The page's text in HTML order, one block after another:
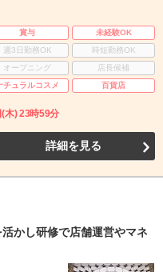
賞与
未経験OK
週3日勤務OK
時短勤務OK
オープニング
店長候補
チュラルコスメ 百貨店
木) 23時59分
詳細を見る
かし研修で店舗運営やマネ